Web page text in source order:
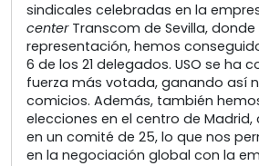
sindicales celebradas en la
center Transcom de Sevilla,
representación, hemos
6 de los 21 delegados. USO se ha
fuerza más votada, ganando así
comicios. Además, también
elecciones en el centro de
en un comité de 25, lo que nos
en la negociación global con la